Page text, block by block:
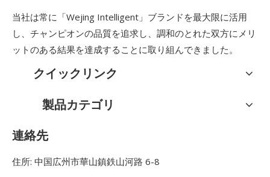
当社は常に「Wejing Intelligent」ブランドを最大限に活用
し、チャンピオンの品質を追求し、調和のとれた双方にメリ
ットのある結果を達成することに取り組んできました。
クイックリンク
製品カテゴリ
連絡先
住所: 中国広州市華山鎮鉄山河路 6-8